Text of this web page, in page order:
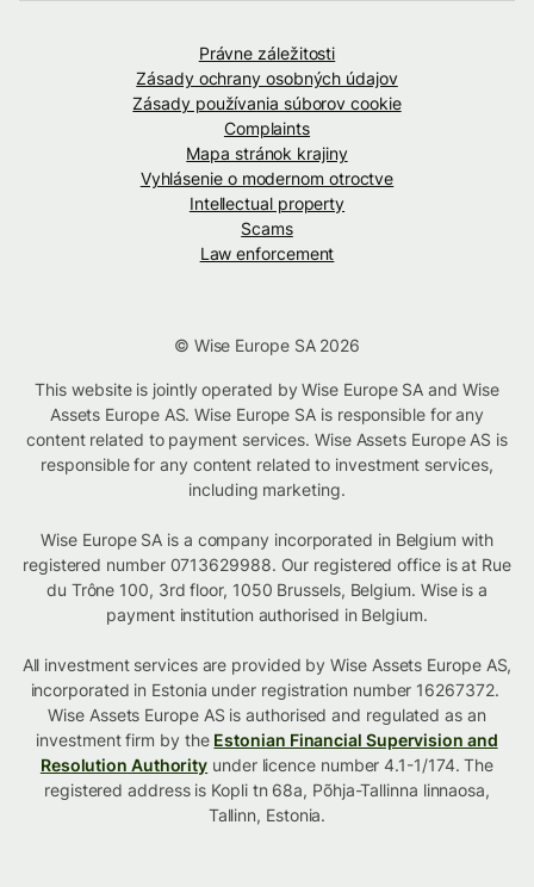
Právne záležitosti
Zásady ochrany osobných údajov
Zásady používania súborov cookie
Complaints
Mapa stránok krajiny
Vyhlásenie o modernom otroctve
Intellectual property
Scams
Law enforcement
© Wise Europe SA 2026
This website is jointly operated by Wise Europe SA and Wise
Assets Europe AS. Wise Europe SA is responsible for any
content related to payment services. Wise Assets Europe AS is
responsible for any content related to investment services,
including marketing.
Wise Europe SA is a company incorporated in Belgium with
registered number 0713629988. Our registered office is at Rue
du Trône 100, 3rd floor, 1050 Brussels, Belgium. Wise is a
payment institution authorised in Belgium.
All investment services are provided by Wise Assets Europe AS,
incorporated in Estonia under registration number 16267372.
Wise Assets Europe AS is authorised and regulated as an
investment firm by the Estonian Financial Supervision and
Resolution Authority under licence number 4.1-1/174. The
registered address is Kopli tn 68a, Põhja-Tallinna linnaosa,
Tallinn, Estonia.